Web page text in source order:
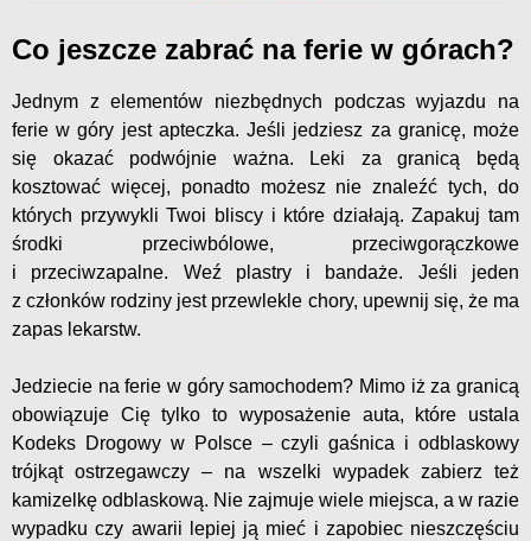
Co jeszcze zabrać na ferie w górach?
Jednym z elementów niezbędnych podczas wyjazdu na
ferie w góry jest apteczka. Jeśli jedziesz za granicę, może
się okazać podwójnie ważna. Leki za granicą będą
kosztować więcej, ponadto możesz nie znaleźć tych, do
których przywykli Twoi bliscy i które działają. Zapakuj tam
środki przeciwbólowe, przeciwgorączkowe
i przeciwzapalne. Weź plastry i bandaże. Jeśli jeden
z członków rodziny jest przewlekle chory, upewnij się, że ma
zapas lekarstw.
Jedziecie na ferie w góry samochodem? Mimo iż za granicą
obowiązuje Cię tylko to wyposażenie auta, które ustala
Kodeks Drogowy w Polsce – czyli gaśnica i odblaskowy
trójkąt ostrzegawczy – na wszelki wypadek zabierz też
kamizelkę odblaskową. Nie zajmuje wiele miejsca, a w razie
wypadku czy awarii lepiej ją mieć i zapobiec nieszczęściu